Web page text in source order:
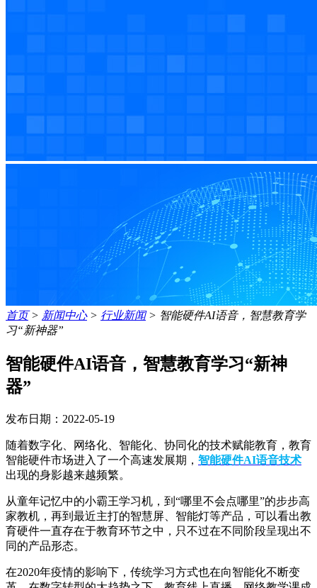
首页> 新闻中心> 行业新闻> 智能硬件AI语音，智慧教育学
习“新神器”
智能硬件AI语音，智慧教育学习“新神
器”
发布日期：2022-05-19
随着数字化、网络化、智能化、协同化的技术赋能教育，教育
智能硬件市场进入了一个高速发展期， 智能硬件AI语音技术
出现的身影越来越频繁。
从童年记忆中的小霸王学习机，到“哪里不会点哪里”的步步高
家教机，再到最近主打的智慧屏、智能灯等产品，可以看出教
育硬件一直存在于教育环节之中，只不过在不同阶段呈现出不
同的产品形态。
在2020年疫情的影响下，传统学习方式也在向智能化不断变